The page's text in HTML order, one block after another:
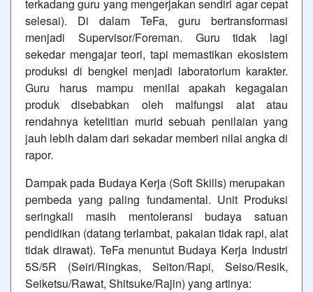
terkadang guru yang mengerjakan sendiri agar cepat
selesai). Di dalam TeFa, guru bertransformasi
menjadi Supervisor/Foreman. Guru tidak lagi
sekedar mengajar teori, tapi memastikan ekosistem
produksi di bengkel menjadi laboratorium karakter.
Guru harus mampu menilai apakah kegagalan
produk disebabkan oleh malfungsi alat atau
rendahnya ketelitian murid sebuah penilaian yang
jauh lebih dalam dari sekadar memberi nilai angka di
rapor.
Dampak pada Budaya Kerja (Soft Skills) merupakan
pembeda yang paling fundamental. Unit Produksi
seringkali masih mentoleransi budaya satuan
pendidikan (datang terlambat, pakaian tidak rapi, alat
tidak dirawat). TeFa menuntut Budaya Kerja Industri
5S/5R (Seiri/Ringkas, Seiton/Rapi, Seiso/Resik,
Seiketsu/Rawat, Shitsuke/Rajin) yang artinya: